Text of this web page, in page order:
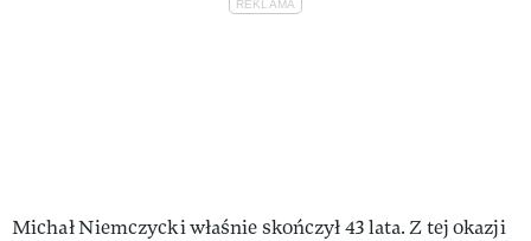
Michał Niemczycki właśnie skończył 43 lata. Z tej okazji